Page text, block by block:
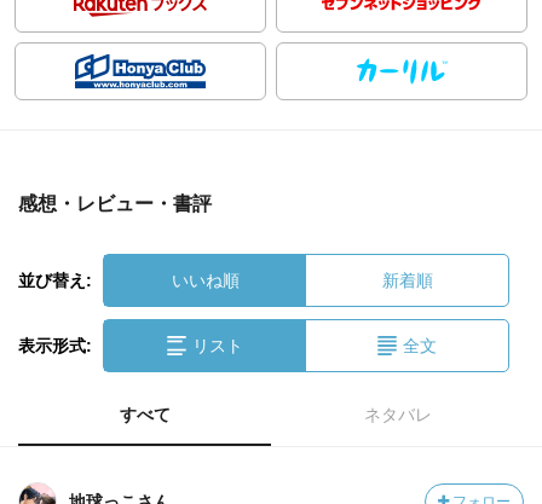
感想・レビュー・書評
並び替え: いいね順 新着順
表示形式: リスト 全文
すべて ネタバレ